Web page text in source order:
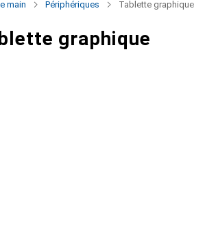
main Périphériques Tablette graphique
graphique